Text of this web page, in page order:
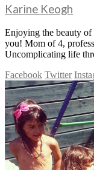
Karine Keogh
Enjoying the beauty
you! Mom of 4,
Uncomplicating life
Facebook Twitter